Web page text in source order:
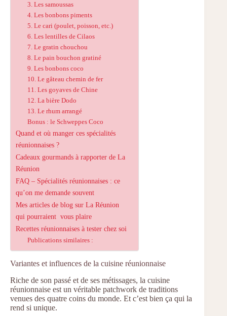
3. Les samoussas
4. Les bonbons piments
5. Le cari (poulet, poisson, etc.)
6. Les lentilles de Cilaos
7. Le gratin chouchou
8. Le pain bouchon gratiné
9. Les bonbons coco
10. Le gâteau chemin de fer
11. Les goyaves de Chine
12. La bière Dodo
13. Le rhum arrangé
Bonus : le Schweppes Coco
Quand et où manger ces spécialités
réunionnaises ?
Cadeaux gourmands à rapporter de La
Réunion
FAQ – Spécialités réunionnaises : ce
qu’on me demande souvent
Mes articles de blog sur La Réunion
qui pourraient vous plaire
Recettes réunionnaises à tester chez soi
Publications similaires :
Variantes et influences de la cuisine réunionnaise
Riche de son passé et de ses métissages, la cuisine
réunionnaise est un véritable patchwork de traditions
venues des quatre coins du monde. Et c’est bien ça qui la
rend si unique.